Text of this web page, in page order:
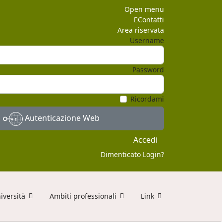
Open menu
Contatti
Area riservata
Username
Password
Ricordami
Autenticazione Web
Accedi
Dimenticato Login?
Ambiti professionali Link